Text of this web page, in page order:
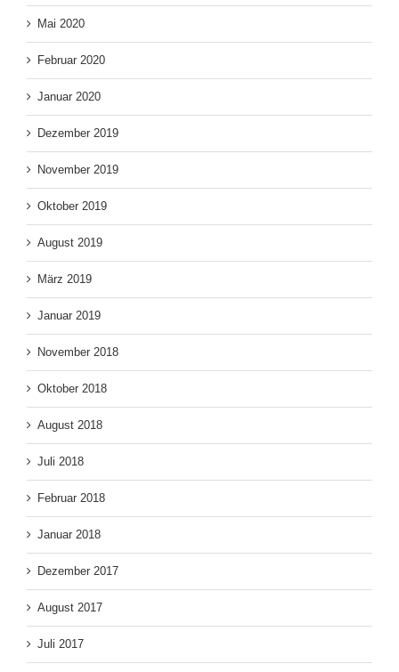
Mai 2020
Februar 2020
Januar 2020
Dezember 2019
November 2019
Oktober 2019
August 2019
März 2019
Januar 2019
November 2018
Oktober 2018
August 2018
Juli 2018
Februar 2018
Januar 2018
Dezember 2017
August 2017
Juli 2017